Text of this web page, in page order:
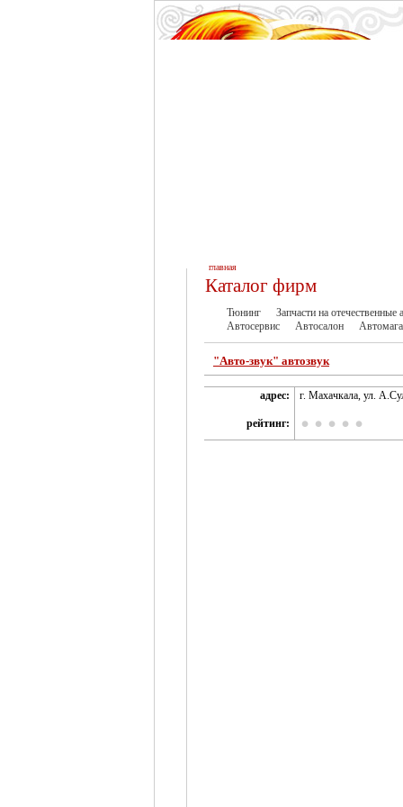
главная
Каталог фирм
Тюнинг Запчасти на отечественные
Автосервис
Автосалон
"Авто-звук" автозвук
адрес: г. Махачкала, ул.
рейтинг: